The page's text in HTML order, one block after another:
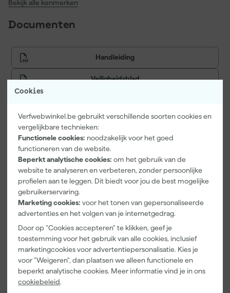
Cookies
Verfwebwinkel.be gebruikt verschillende soorten cookies en
vergelijkbare technieken:
Functionele cookies: noodzakelijk voor het goed
functioneren van de website.
Beperkt analytische cookies: om het gebruik van de
website te analyseren en verbeteren, zonder persoonlijke
profielen aan te leggen. Dit biedt voor jou de best mogelijke
gebruikerservaring.
Marketing cookies: voor het tonen van gepersonaliseerde
advertenties en het volgen van je internetgedrag.
Door op "Cookies accepteren" te klikken, geef je
toestemming voor het gebruik van alle cookies, inclusief
marketingcookies voor advertentiepersonalisatie. Kies je
voor "Weigeren", dan plaatsen we alleen functionele en
beperkt analytische cookies. Meer informatie vind je in ons
cookiebeleid.
Bekijk alle kenmerken
Documenten
Handleiding
Veiligheidsblad
Vaak gekocht met
TEC7 Perfect
Finish 4-
delige
Afstrijkset
voor voegen
Morgen
TEC7 Prepare
& Finish -
400ml
TEC7 Cleaner
Universele
reiniger en